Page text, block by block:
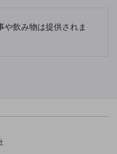
や飲み物は提供されま